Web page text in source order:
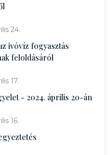
24.
ivóvíz fogyasztás
feloldásáról
17.
- 2024. április 20-án
16.